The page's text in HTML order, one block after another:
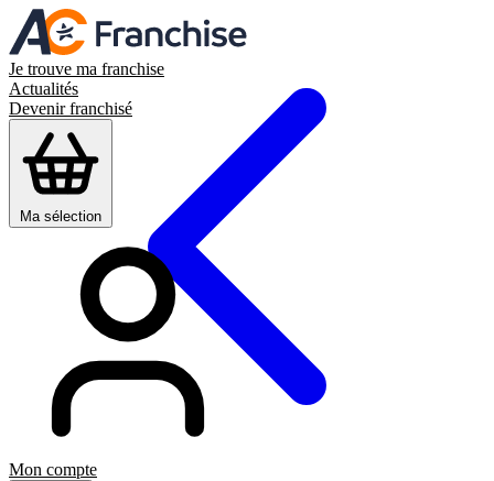
Je trouve ma franchise
Actualités
Devenir franchisé
Ma sélection
Mon compte